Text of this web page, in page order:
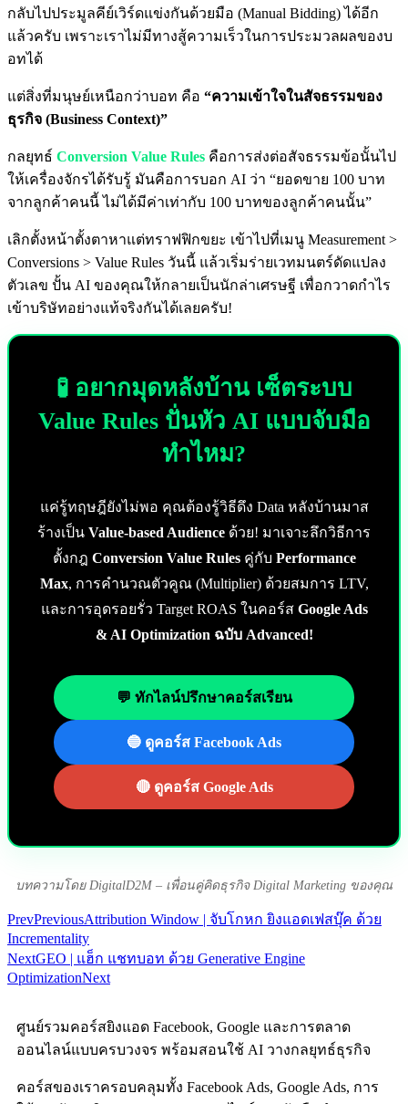
กลับไปประมูลคีย์เวิร์ดแข่งกันด้วยมือ (Manual Bidding) ได้อีก
แล้วครับ เพราะเราไม่มีทางสู้ความเร็วในการประมวลผลของบ
อทได้
แต่สิ่งที่มนุษย์เหนือกว่าบอท คือ “ความเข้าใจในสัจธรรมของ
ธุรกิจ (Business Context)”
กลยุทธ์ Conversion Value Rules คือการส่งต่อสัจธรรมข้อนั้นไป
ให้เครื่องจักรได้รับรู้ มันคือการบอก AI ว่า “ยอดขาย 100 บาท
จากลูกค้าคนนี้ ไม่ได้มีค่าเท่ากับ 100 บาทของลูกค้าคนนั้น”
เลิกตั้งหน้าตั้งตาหาแต่ทราฟฟิกขยะ เข้าไปที่เมนู Measurement >
Conversions > Value Rules วันนี้ แล้วเริ่มร่ายเวทมนตร์ดัดแปลง
ตัวเลข ปั้น AI ของคุณให้กลายเป็นนักล่าเศรษฐี เพื่อกวาดกำไร
เข้าบริษัทอย่างแท้จริงกันได้เลยครับ!
🧪 อยากมุดหลังบ้าน เซ็ตระบบ
Value Rules ปั่นหัว AI แบบจับมือ
ทำไหม?
แค่รู้ทฤษฎียังไม่พอ คุณต้องรู้วิธีดึง Data หลังบ้านมาส
ร้างเป็น Value-based Audience ด้วย! มาเจาะลึกวิธีการ
ตั้งกฎ Conversion Value Rulesคู่กับ Performance
Max, การคำนวณตัวคูณ (Multiplier) ด้วยสมการ LTV,
และการอุดรอยรั่ว Target ROAS ในคอร์ส Google Ads
& AI Optimization ฉบับ Advanced!
💬 ทักไลน์ปรึกษาคอร์สเรียน
🔵 ดูคอร์ส Facebook Ads
🔴 ดูคอร์ส Google Ads
บทความโดย DigitalD2M – เพื่อนคู่คิดธุรกิจ Digital Marketing ของคุณ
PrevPreviousAttribution Window | จับโกหก ยิงแอดเฟสบุ๊ค ด้วย
Incrementality
NextGEO | แฮ็ก แชทบอท ด้วย Generative Engine
OptimizationNext
ศูนย์รวมคอร์สยิงแอด Facebook, Google และการตลาด
ออนไลน์แบบครบวงจร พร้อมสอนใช้ AI วางกลยุทธ์ธุรกิจ
คอร์สของเราครอบคลุมทั้ง Facebook Ads, Google Ads, การ